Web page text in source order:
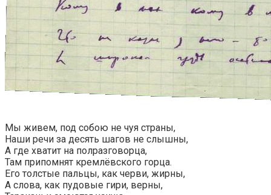
Мы живем, под собою не чуя страны,
Наши речи за десять шагов не слышны,
А где хватит на полразговорца,
Там припомнят кремлёвского горца.
Его толстые пальцы, как черви, жирны,
А слова, как пудовые гири, верны,